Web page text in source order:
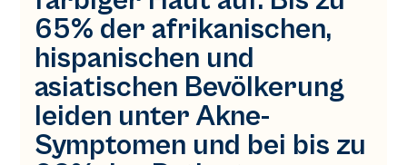
65% der afrikanischen,
hispanischen und
asiatischen Bevölkerung
leiden unter Akne-
Symptomen und bei bis zu